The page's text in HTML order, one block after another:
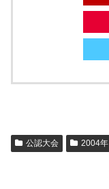
公認大会 2004年